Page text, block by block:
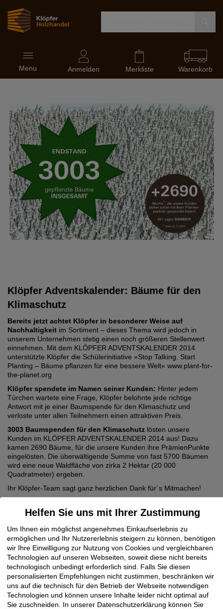
Navigation
ein-
und
Menu Anmelden Merkliste Warenkorb
Klöpfer Adventskalender: Bäume für den
Klimaschutz
Bereits jetzt achtet Klöpfer in besonderer Weise auf
Nachhaltigkeit im Sortiment – dieses Thema wird jedoch in
unserem Unternehmen stetig einen noch größeren Stellenwert
einnehmen. Mit dem KLÖPFER ADVENTSKALENDER 2014
unterstützte Klöpfer die Schülerinitiative »Stop Talking. Start
Planting – Bäume pflanzen für eine bessere Welt« www.plant-for-
the-planet.org
Klöpfer spendete im Namen seiner Kunden: Hinter jedem
Türchen wartete eine Frage, Klöpfer belohnte jede richtige
Antwort mit je einer Baumspende für den Klimaschutz und
verloste unter allen Teilnehmern einen attraktiven Preis.
3003 Baumspenden für den Klimaschutz lösten unsere
Kunden im KLÖPFER ADVENTSKALENDER 2014 aus! Dazu
kamen 2690 Bäume, für die unsere Kunden ihre PrämienPunkte
eingelösten. Die überwältigende Summe von fast 5700 Bäumen
wird eine neue Waldfläche von zirka 2 Hektar (20 000
Quadratmeter) ergeben.
Ihr Klöpfer-Team sagt ganz herzlichen Dank für´s Mitmachen!
Helfen Sie uns mit Ihrer Zustimmung
Um Ihnen ein möglichst angenehmes Einkaufserlebnis zu
ermöglichen und Ihr Nutzererlebnis steigern zu können, benötigen
wir Ihre Einwilligung zur Nutzung von Cookies und vergleichbaren
Technologien auf unseren Webseiten, soweit diese nicht bereits
technologisch unbedingt erforderlich sind. Falls Sie diesen
personalisierten Empfehlungen nicht zustimmen, beschränken wir
uns auf die technisch für den Betrieb der Webseite notwendigen
Technologien und können unsere Inhalte leider nicht optimal auf
Sie zuschneiden. In unserer Datenschutzerklärung können Sie